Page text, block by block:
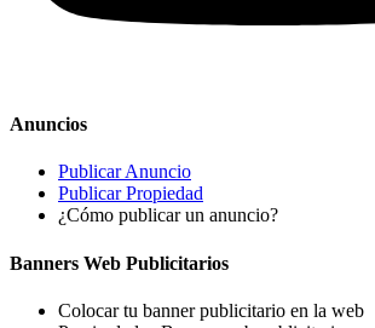
Anuncios
Publicar Anuncio
Publicar Propiedad
¿Cómo publicar un anuncio?
Banners Web Publicitarios
Colocar tu banner publicitario en la web